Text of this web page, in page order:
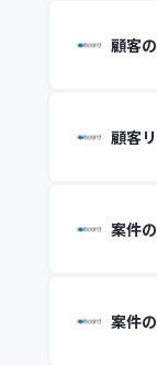
顧客
顧客
案件
案件